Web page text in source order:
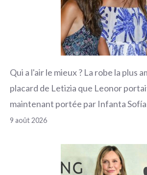
Qui a l'air le mieux ? La robe la plus
placard de Letizia que Leonor
maintenant portée par Infanta Sofía
9 août 2026